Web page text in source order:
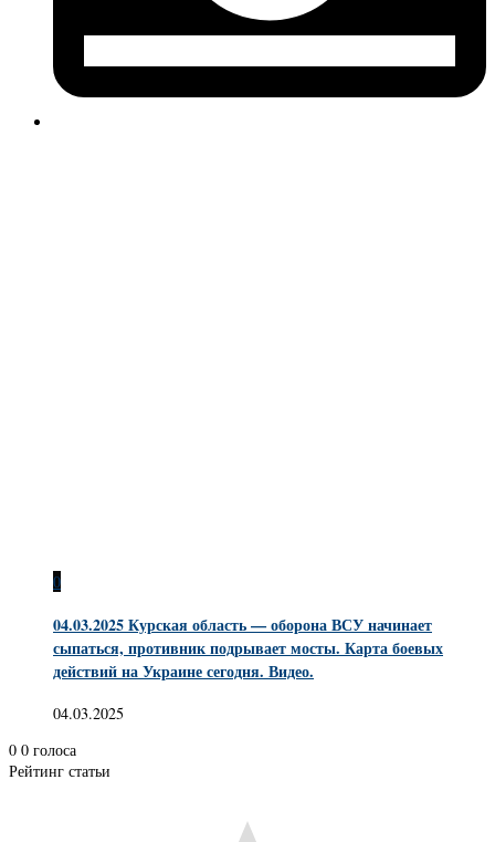
0
04.03.2025 Курская область — оборона ВСУ начинает
сыпаться, противник подрывает мосты. Карта боевых
действий на Украине сегодня. Видео.
04.03.2025
0 0 голоса
Рейтинг статьи